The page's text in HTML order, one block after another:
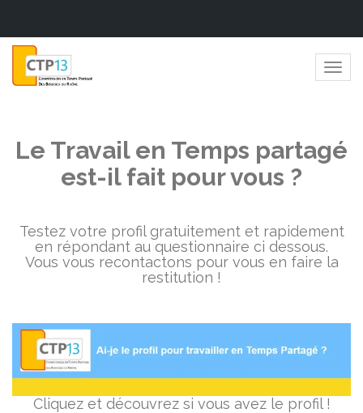
Le Travail en Temps partagé
est-il fait pour vous ?
Testez votre profil gratuitement et rapidement
en répondant au questionnaire ci dessous.
Vous vous recontactons pour vous en faire la
restitution !
Cliquez et découvrez si vous avez le profil !